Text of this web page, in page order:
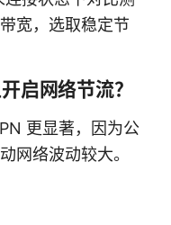
宽，选取稳定节
启网络节流？
更显著，因为公
网络波动较大。